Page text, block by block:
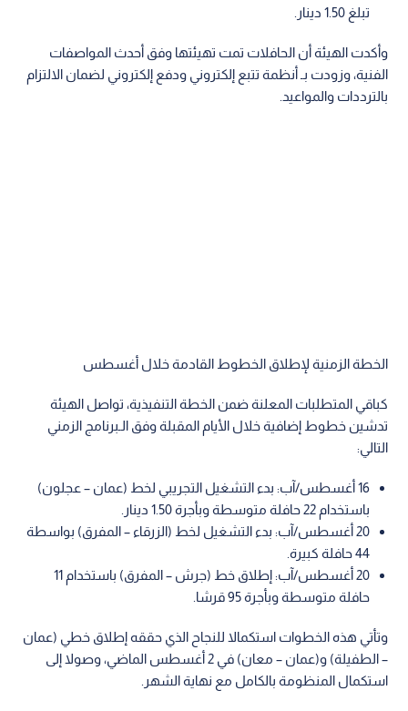
تبلغ 1.50 دينار.
وأكدت الهيئة أن الحافلات تمت تهيئتها وفق أحدث المواصفات
الفنية، وزودت بـ أنظمة تتبع إلكتروني ودفع إلكتروني لضمان الالتزام
بالترددات والمواعيد.
الخطة الزمنية لإطلاق الخطوط القادمة خلال أغسطس
كباقي المتطلبات المعلنة ضمن الخطة التنفيذية، تواصل الهيئة
تدشين خطوط إضافية خلال الأيام المقبلة وفق الـبرنامج الزمني
التالي:
16 أغسطس/آب: بدء التشغيل التجريبي لخط (عمان – عجلون)
باستخدام 22 حافلة متوسطة وبأجرة 1.50 دينار.
20 أغسطس/آب: بدء التشغيل لخط (الزرقاء – المفرق) بواسطة
44 حافلة كبيرة.
20 أغسطس/آب: إطلاق خط (جرش – المفرق) باستخدام 11
حافلة متوسطة وبأجرة 95 قرشا.
وتأتي هذه الخطوات استكمالا للنجاح الذي حققه إطلاق خطي (عمان
– الطفيلة) و(عمان – معان) في 2 أغسطس الماضي، وصولا إلى
استكمال المنظومة بالكامل مع نهاية الشهر.